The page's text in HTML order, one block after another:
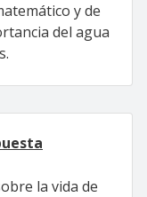
y de
del agua
la vida de